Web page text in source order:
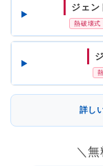
ジェン
熱破壊式
詳し
＼